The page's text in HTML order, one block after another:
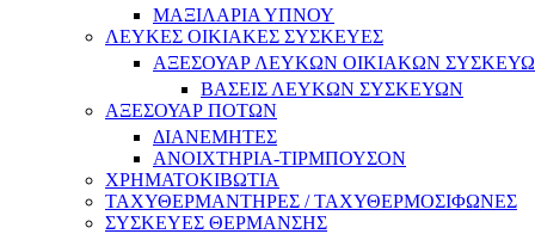
ΜΑΞΙΛΑΡΙΑ ΥΠΝΟΥ
ΛΕΥΚΕΣ ΟΙΚΙΑΚΕΣ ΣΥΣΚΕΥΕΣ
ΑΞΕΣΟΥΑΡ ΛΕΥΚΩΝ ΟΙΚΙΑΚΩΝ
ΒΑΣΕΙΣ ΛΕΥΚΩΝ ΣΥΣΚΕΥΩΝ
ΑΞΕΣΟΥΑΡ ΠΟΤΩΝ
ΔΙΑΝΕΜΗΤΕΣ
ΑΝΟΙΧΤΗΡΙΑ-ΤΙΡΜΠΟΥΣΟΝ
ΧΡΗΜΑΤΟΚΙΒΩΤΙΑ
ΤΑΧΥΘΕΡΜΑΝΤΗΡΕΣ / ΤΑΧΥΘΕΡΜΟΣΙΦΩΝΕΣ
ΣΥΣΚΕΥΕΣ ΘΕΡΜΑΝΣΗΣ